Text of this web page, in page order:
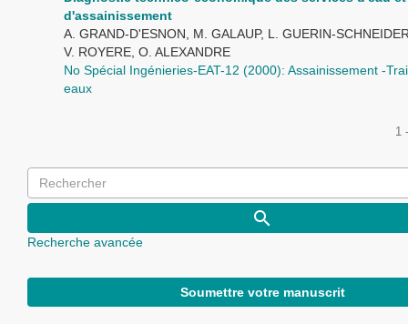
d'assainissement
A. GRAND-D'ESNON, M. GALAUP, L. GUERIN-
V. ROYERE, O. ALEXANDRE
No Spécial Ingénieries-EAT-12 (2000): Assainissement -
eaux
1
Recherche avancée
Soumettre votre manuscrit